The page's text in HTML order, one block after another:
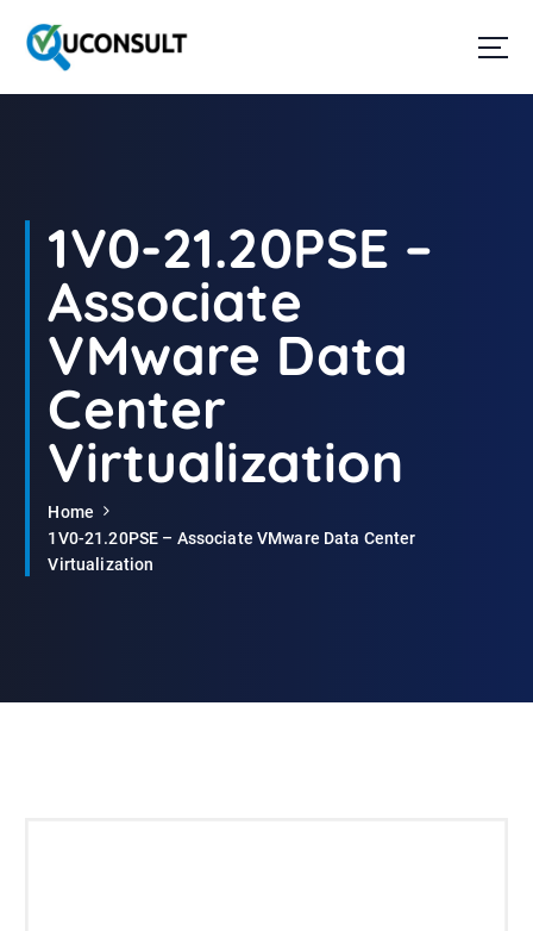
a
1V0-21.20PSE –
Associate
VMware Data
Center
Virtualization
Home
1V0-21.20PSE – Associate VMware Data Center
Virtualization